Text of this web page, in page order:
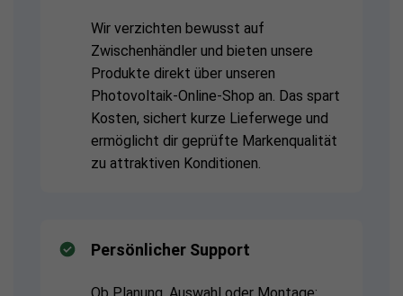
Wir verzichten bewusst auf
Zwischenhändler und bieten unsere
Produkte direkt über unseren
Photovoltaik-Online-Shop an. Das spart
Kosten, sichert kurze Lieferwege und
ermöglicht dir geprüfte Markenqualität
zu attraktiven Konditionen.
Persönlicher Support